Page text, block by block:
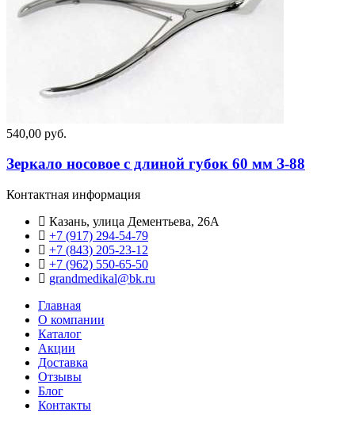
540,00 руб.
Зеркало носовое с длиной губок 60 мм З-88
Контактная информация
Казань, улица Дементьева, 26А
+7 (917) 294-54-79
+7 (843) 205-23-12
+7 (962) 550‑65‑50‬
grandmedikal@bk.ru
Главная
О компании
Каталог
Акции
Доставка
Отзывы
Блог
Контакты